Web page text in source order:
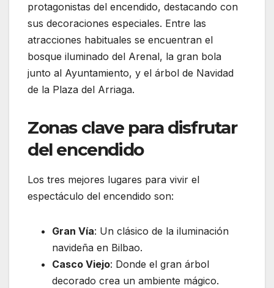
protagonistas del encendido, destacando con
sus decoraciones especiales. Entre las
atracciones habituales se encuentran el
bosque iluminado del Arenal, la gran bola
junto al Ayuntamiento, y el árbol de Navidad
de la Plaza del Arriaga.
Zonas clave para disfrutar
del encendido
Los tres mejores lugares para vivir el
espectáculo del encendido son:
Gran Vía: Un clásico de la iluminación
navideña en Bilbao.
Casco Viejo: Donde el gran árbol
decorado crea un ambiente mágico.